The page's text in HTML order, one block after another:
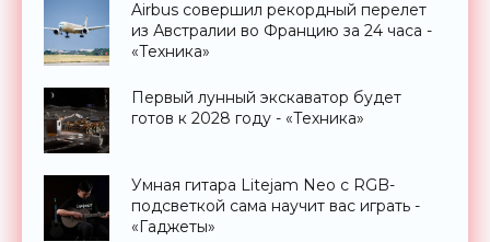
Airbus совершил рекордный перелет
из Австралии во Францию за 24 часа -
«Техника»
Первый лунный экскаватор будет
готов к 2028 году - «Техника»
Умная гитара Litejam Neo с RGB-
подсветкой сама научит вас играть -
«Гаджеты»